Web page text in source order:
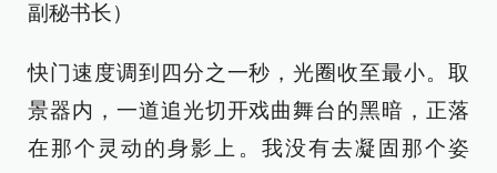
副秘书长）
快门速度调到四分之一秒，光圈收至最小。取
景器内，一道追光切开戏曲舞台的黑暗，正落
在那个灵动的身影上。我没有去凝固那个姿